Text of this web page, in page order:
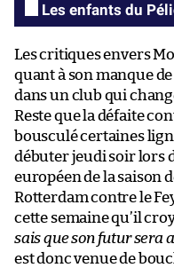
Les enfants du
Les critiques envers
quant à son manque
dans un club qui
Reste que la défaite
bousculé certaines
débuter jeudi soir lors
européen de la saison
Rotterdam contre le
cette semaine qu’il
sais que son futur sera
est donc venue de